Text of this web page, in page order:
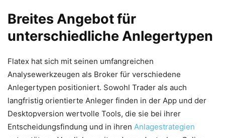
Breites Angebot für
unterschiedliche Anlegertypen
Flatex hat sich mit seinen umfangreichen
Analysewerkzeugen als Broker für verschiedene
Anlegertypen positioniert. Sowohl Trader als auch
langfristig orientierte Anleger finden in der App und der
Desktopversion wertvolle Tools, die sie bei ihrer
Entscheidungsfindung und in ihren Anlagestrategien